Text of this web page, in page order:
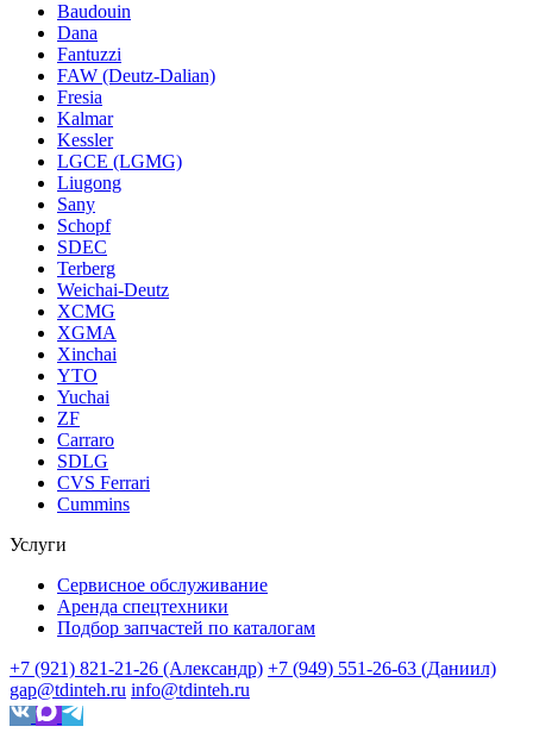
Baudouin
Dana
Fantuzzi
FAW (Deutz-Dalian)
Fresia
Kalmar
Kessler
LGCE (LGMG)
Liugong
Sany
Schopf
SDEC
Terberg
Weichai-Deutz
XCMG
XGMA
Xinchai
YTO
Yuchai
ZF
Carraro
SDLG
CVS Ferrari
Cummins
Услуги
Сервисное обслуживание
Аренда спецтехники
Подбор запчастей по каталогам
+7 (921) 821-21-26 (Александр) +7 (949) 551-26-63 (Даниил)
gap@tdinteh.ru info@tdinteh.ru